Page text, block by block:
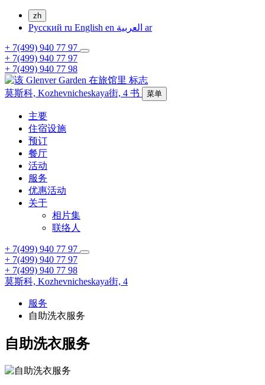
zh
Русский ru English en
ar
+ 7(499) 940 77 97
+ 7(499) 940 77 97
+ 7(499) 940 77 98
莫斯科, Kozhevnicheskaya街, 4 书 菜单
主要
住宿设施
预订
餐厅
活动
服务
优惠活动
关于
相片集
联络人
+ 7(499) 940 77 97
+ 7(499) 940 77 97
+ 7(499) 940 77 98
莫斯科, Kozhevnicheskaya街, 4
服务
自助洗衣服务
自助洗衣服务